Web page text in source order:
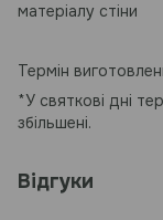
матеріалу стіни
Термін
*У святкові дні
збільшені.
Відгуки